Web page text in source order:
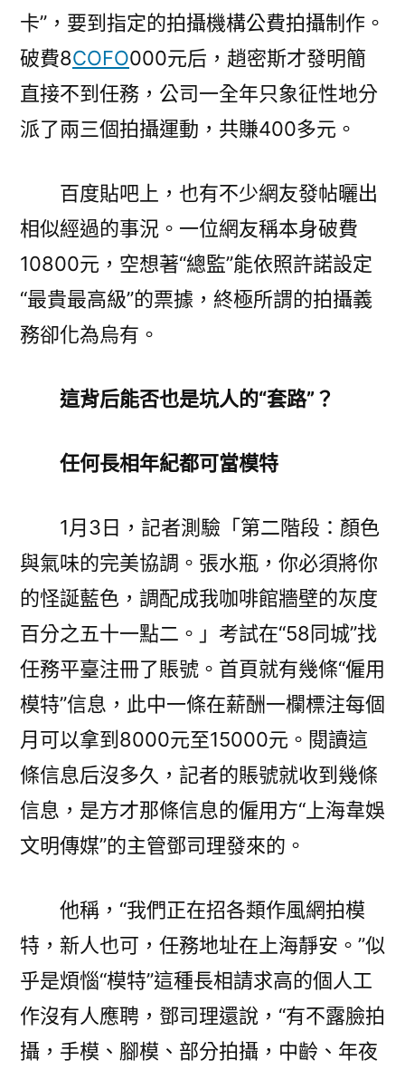
卡”，要到指定的拍攝機構公費拍攝制作。
破費8COFO000元后，趙密斯才發明簡
直接不到任務，公司一全年只象征性地分
派了兩三個拍攝運動，共賺400多元。
百度貼吧上，也有不少網友發帖曬出
相似經過的事況。一位網友稱本身破費
10800元，空想著“總監”能依照許諾設定
“最貴最高級”的票據，終極所謂的拍攝義
務卻化為烏有。
這背后能否也是坑人的“套路”？
任何長相年紀都可當模特
1月3日，記者測驗「第二階段：顏色
與氣味的完美協調。張水瓶，你必須將你
的怪誕藍色，調配成我咖啡館牆壁的灰度
百分之五十一點二。」考試在“58同城”找
任務平臺注冊了賬號。首頁就有幾條“僱用
模特”信息，此中一條在薪酬一欄標注每個
月可以拿到8000元至15000元。閱讀這
條信息后沒多久，記者的賬號就收到幾條
信息，是方才那條信息的僱用方“上海韋娛
文明傳媒”的主管鄧司理發來的。
他稱，“我們正在招各類作風網拍模
特，新人也可，任務地址在上海靜安。”似
乎是煩惱“模特”這種長相請求高的個人工
作沒有人應聘，鄧司理還說，“有不露臉拍
攝，手模、腳模、部分拍攝，中齡、年夜